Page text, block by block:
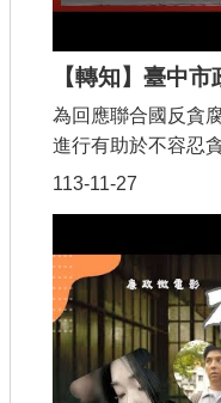
的一舉一動。坦然
愧》於自己。(三)
義為核心，展現面
定信念。歌詞刻畫
困境中堅守誠實、
113-11-27
為回應聯合國反貪
進行有助於不容忍
和大學課程等領域
系列活動，其中「
育，則以廉潔舞蹈
與，經擇選35件舞
與「廉」同行為題
全片由臺中市的國